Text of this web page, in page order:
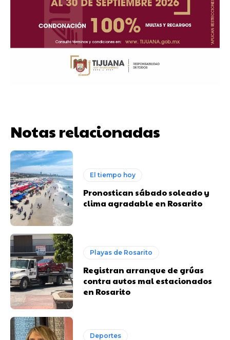
Notas relacionadas
El tiempo hoy
Pronostican sábado soleado y
clima agradable en Rosarito
Playas de Rosarito
Registran arranque de grúas
contra autos mal estacionados
en Rosarito
Deportes